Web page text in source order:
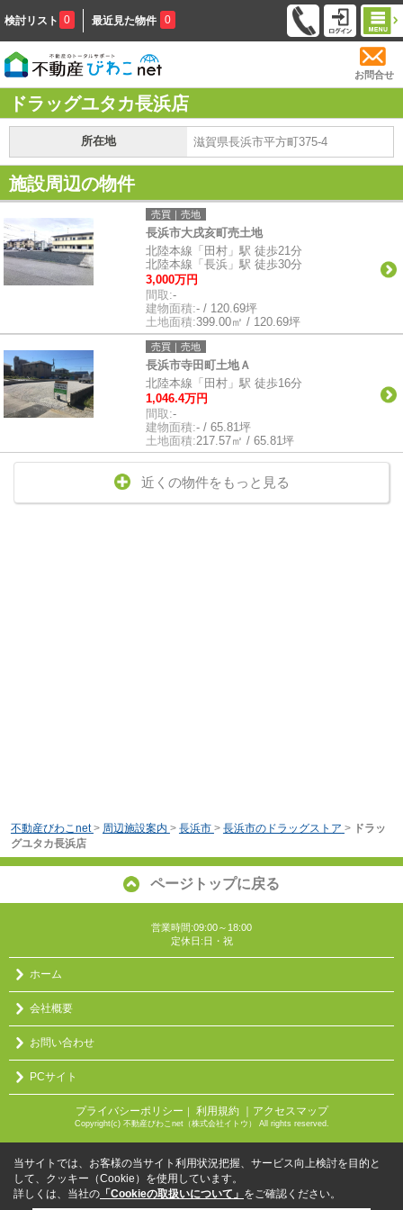
検討リスト 0 最近見た物件 0
お問合せ
ドラッグユタカ長浜店
所在地 滋賀県長浜市平方町375-4
施設周辺の物件
売買｜売地
長浜市大戌亥町売土地
北陸本線「田村」駅 徒歩21分
北陸本線「長浜」駅 徒歩30分
3,000万円
間取:-
建物面積:- / 120.69坪
土地面積:399.00㎡ / 120.69坪
売買｜売地
長浜市寺田町土地Ａ
北陸本線「田村」駅 徒歩16分
1,046.4万円
間取:-
建物面積:- / 65.81坪
土地面積:217.57㎡ / 65.81坪
近くの物件をもっと見る
不動産びわこnet > 周辺施設案内 > 長浜市 > 長浜市のドラッグストア > ドラッ
グユタカ長浜店
ページトップに戻る
営業時間:09:00～18:00
定休日:日・祝
ホーム
会社概要
お問い合わせ
PCサイト
プライバシーポリシー ｜ 利用規約 ｜アクセスマップ
Copyright(c) 不動産びわこnet（株式会社イトウ） All rights reserved.
当サイトでは、お客様の当サイト利用状況把握、サービス向上検討を目的と
して、クッキー（Cookie）を使用しています。
詳しくは、当社の 「Cookieの取扱いについて」 をご確認ください。